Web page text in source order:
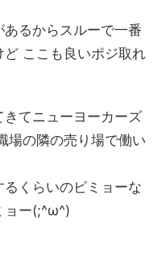
るからスルーで一番
ここも良いポジ取れ
きてニューヨーカーズ
場の隣の売り場で働い
くらいのビミョーな
ョー(;^ω^)